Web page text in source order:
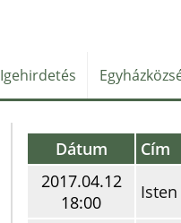
Igehirdetés
Dátum Cím
2017.04.12
18:00